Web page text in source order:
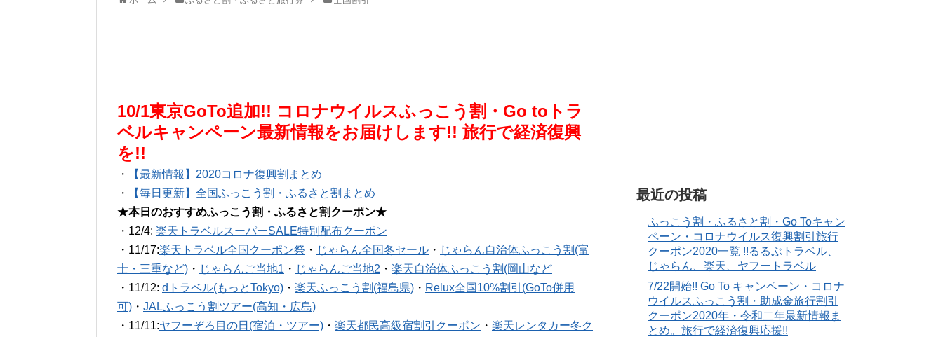
10/1東京GoTo追加!! コロナウイルスふっこう割・Go toトラ
ベルキャンペーン最新情報をお届けします!! 旅行で経済復興
を!!
・
【最新情報】2020コロナ復興割まとめ
・
【毎日更新】全国ふっこう割・ふるさと割まとめ
★本日のおすすめふっこう割・ふるさと割クーポン★
・12/4: 楽天トラベルスーパーSALE特別配布クーポン
・11/17:楽天トラベル全国クーポン祭 ・ じゃらん全国冬セール ・ じゃらん自治体ふっこう割(富
士・三重など) ・ じゃらんご当地1 ・ じゃらんご当地2 ・ 楽天自治体ふっこう割(岡山など
・11/12: dトラベル(もっとTokyo) ・ 楽天ふっこう割(福島県) ・ Relux全国10%割引(GoTo併用
可) ・ JALふっこう割ツアー(高知・広島)
・11/11:ヤフーぞろ目の日(宿泊・ツアー) ・ 楽天都民高級宿割引クーポン ・ 楽天レンタカー冬ク
最近の投稿
ふっこう割・ふるさと割・Go Toキャン
ペーン・コロナウイルス復興割引旅行
クーポン2020一覧 !!るるぶトラベル、
じゃらん、楽天、ヤフートラベル
7/22開始!! Go To キャンペーン・コロナ
ウイルスふっこう割・助成金旅行割引
クーポン2020年・令和二年最新情報ま
とめ。旅行で経済復興応援!!